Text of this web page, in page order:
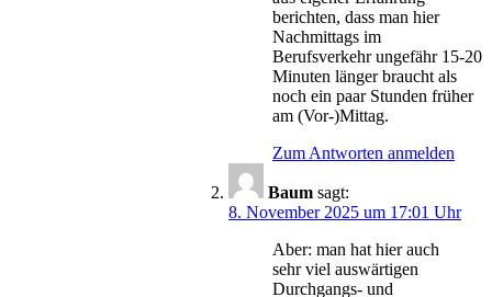
berichten, dass man hier
Nachmittags im
Berufsverkehr ungefähr 15-20
Minuten länger braucht als
noch ein paar Stunden früher
am (Vor-)Mittag.
Zum Antworten anmelden
Baum sagt:
8. November 2025 um 17:01 Uhr
Aber: man hat hier auch
sehr viel auswärtigen
Durchgangs- und